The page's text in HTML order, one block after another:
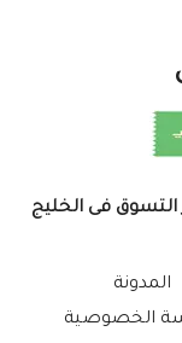
التسوق فى الخليج
المدونة
الخصوصية